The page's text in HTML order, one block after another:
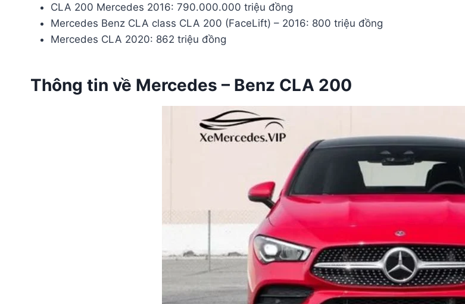
CLA 200 Mercedes 2016: 790.000.000 triệu đồng
Mercedes Benz CLA class CLA 200 (FaceLift) – 2016: 800 triệu đồng
Mercedes CLA 2020: 862 triệu đồng
Thông tin về Mercedes – Benz CLA 200